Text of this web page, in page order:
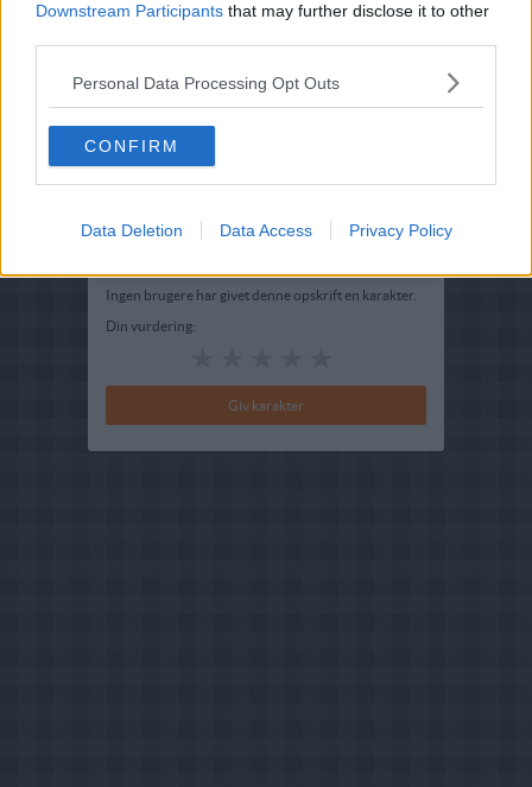
Downstream Participants that may further disclose it to other
Personal Data Processing Opt Outs
CONFIRM
Data Deletion Data Access Privacy Policy
Hovedingrediens :Bær- Hyldebær
Indsendt :2011-09-23
Redigeret:2024-07-05
Beskrivelse
Ingen brugere har givet denne opskrift en karakter.
Din vurdering: